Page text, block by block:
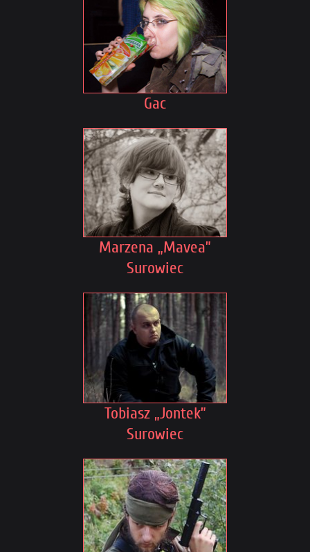
Gac
Marzena „Mavea”
Surowiec
Tobiasz „Jontek”
Surowiec